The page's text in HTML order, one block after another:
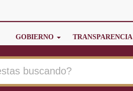
GOBIERNO TRANSPARENCIA